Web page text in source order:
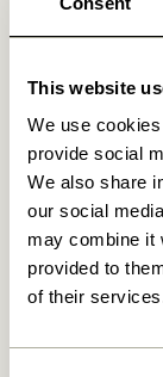
This website
We use
provide social
We also share
our social
may combine it
provided to
of their
Rocco Pouf Ocker
1.299,00kr.